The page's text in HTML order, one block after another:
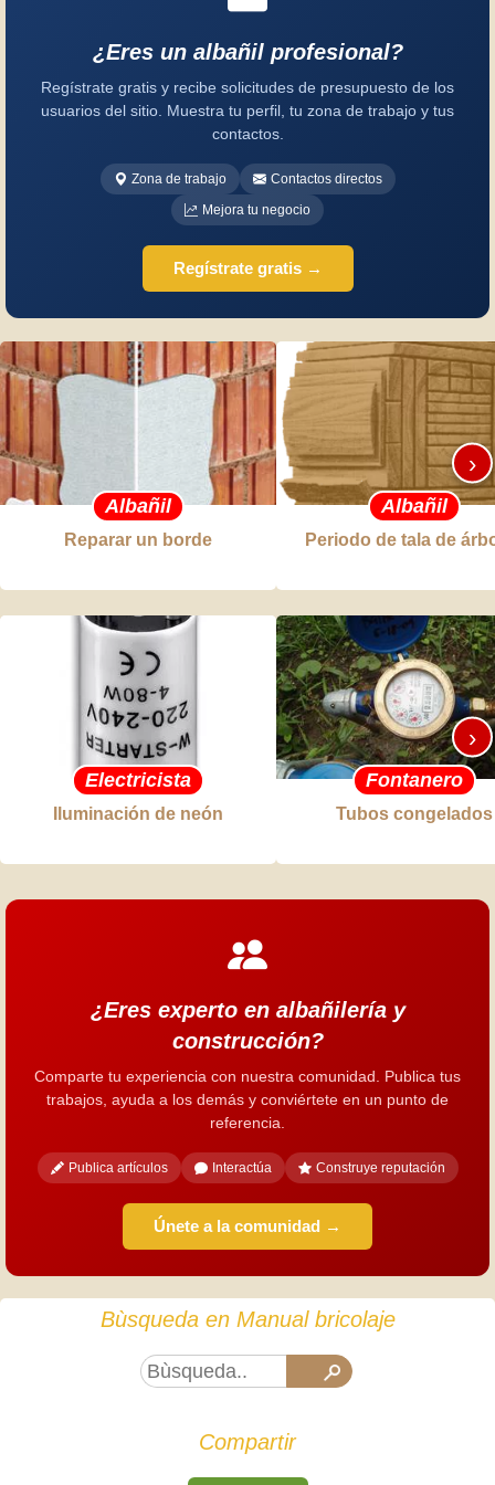
¿Eres un albañil profesional?
Regístrate gratis y recibe solicitudes de presupuesto de los
usuarios del sitio. Muestra tu perfil, tu zona de trabajo y tus
contactos.
Zona de trabajo
Contactos directos
Mejora tu negocio
Regístrate gratis →
Albañil
Reparar un borde
Albañil
Periodo de tala de
›
Electricista
Iluminación de neón
Fontanero
Tubos congelados
›
¿Eres experto en albañilería y
construcción?
Comparte tu experiencia con nuestra comunidad. Publica tus
trabajos, ayuda a los demás y conviértete en un punto de
referencia.
Publica artículos Interactúa Construye reputación
Únete a la comunidad →
Bùsqueda en Manual bricolaje
Compartir